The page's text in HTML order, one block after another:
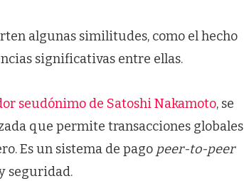
algunas similitudes, como el hecho
significativas entre ellas.
seudónimo de Satoshi Nakamoto, se
que permite transacciones globales
Es un sistema de pago peer-to-peer
seguridad.